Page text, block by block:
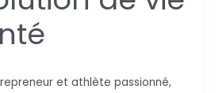
et athlète passionné,